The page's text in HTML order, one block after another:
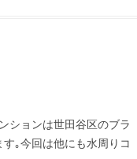
ションは世田谷区のブラ
｡今回は他にも水周りコ